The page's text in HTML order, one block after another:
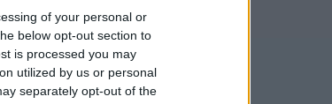
of your personal or
below opt-out section to
is processed you may
utilized by us or personal
separately opt-out of the
η υγεία του Μοτζταμπά Χαμενεΐ -
Σύντομα μπορεί να είναι νεκρός
12:50
Marfin: Επιμένει ο δικηγόρος της
46χρονης για την ταυτοποίηση - «Η
ίδια εξέταση είχε γίνει και το 2022»